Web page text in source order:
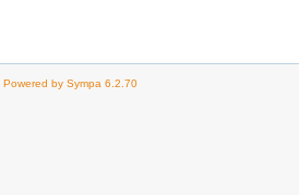
Powered by Sympa 6.2.70